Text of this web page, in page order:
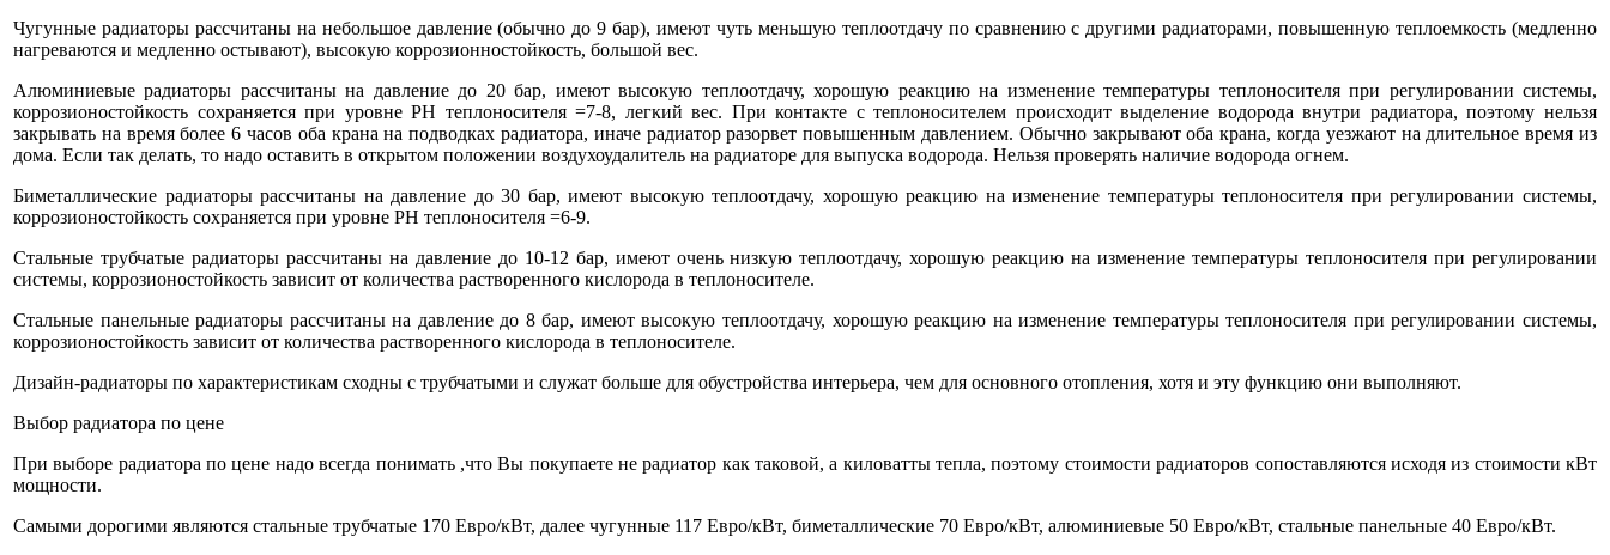
Чугунные радиаторы рассчитаны на небольшое давление (обычно до 9 бар), имеют чуть меньшую теплоотдачу по сравнению с другими радиаторами, повышенную теплоемкость (медленно
нагреваются и медленно остывают), высокую коррозионностойкость, большой вес.
Алюминиевые радиаторы рассчитаны на давление до 20 бар, имеют высокую теплоотдачу, хорошую реакцию на изменение температуры теплоносителя при регулировании системы,
коррозионостойкость сохраняется при уровне PH теплоносителя =7-8, легкий вес. При контакте с теплоносителем происходит выделение водорода внутри радиатора, поэтому нельзя
закрывать на время более 6 часов оба крана на подводках радиатора, иначе радиатор разорвет повышенным давлением. Обычно закрывают оба крана, когда уезжают на длительное время из
дома. Если так делать, то надо оставить в открытом положении воздухоудалитель на радиаторе для выпуска водорода. Нельзя проверять наличие водорода огнем.
Биметаллические радиаторы рассчитаны на давление до 30 бар, имеют высокую теплоотдачу, хорошую реакцию на изменение температуры теплоносителя при регулировании системы,
коррозионостойкость сохраняется при уровне PH теплоносителя =6-9.
Стальные трубчатые радиаторы рассчитаны на давление до 10-12 бар, имеют очень низкую теплоотдачу, хорошую реакцию на изменение температуры теплоносителя при регулировании
системы, коррозионостойкость зависит от количества растворенного кислорода в теплоносителе.
Стальные панельные радиаторы рассчитаны на давление до 8 бар, имеют высокую теплоотдачу, хорошую реакцию на изменение температуры теплоносителя при регулировании системы,
коррозионостойкость зависит от количества растворенного кислорода в теплоносителе.
Дизайн-радиаторы по характеристикам сходны с трубчатыми и служат больше для обустройства интерьера, чем для основного отопления, хотя и эту функцию они выполняют.
Выбор радиатора по цене
При выборе радиатора по цене надо всегда понимать ,что Вы покупаете не радиатор как таковой, а киловатты тепла, поэтому стоимости радиаторов сопоставляются исходя из стоимости кВт
мощности.
Самыми дорогими являются стальные трубчатые 170 Евро/кВт, далее чугунные 117 Евро/кВт, биметаллические 70 Евро/кВт, алюминиевые 50 Евро/кВт, стальные панельные 40 Евро/кВт.